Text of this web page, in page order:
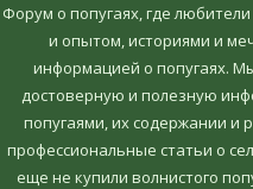
Форум о попугаях, где
и опытом, историями и
информацией о попугаях.
достоверную и полезную
попугаями, их содержании и
профессиональные статьи о
еще не купили волнистого